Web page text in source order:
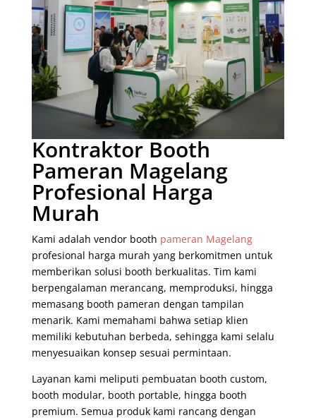
Kontraktor Booth
Pameran Magelang
Profesional Harga
Murah
Kami adalah vendor booth pameran Magelang
profesional harga murah yang berkomitmen untuk
memberikan solusi booth berkualitas. Tim kami
berpengalaman merancang, memproduksi, hingga
memasang booth pameran dengan tampilan
menarik. Kami memahami bahwa setiap klien
memiliki kebutuhan berbeda, sehingga kami selalu
menyesuaikan konsep sesuai permintaan.
Layanan kami meliputi pembuatan booth custom,
booth modular, booth portable, hingga booth
premium. Semua produk kami rancang dengan